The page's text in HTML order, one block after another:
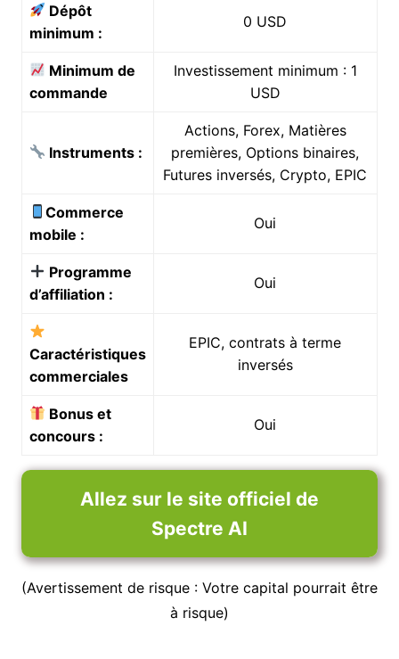
Dépôt
minimum :
0 USD
Minimum de
commande
Investissement minimum : 1
USD
Instruments :
Actions, Forex, Matières
premières, Options binaires,
Futures inversés, Crypto, EPIC
Commerce
mobile :
Oui
Programme
d’affiliation :
Oui
Caractéristiques
commerciales
EPIC, contrats à terme
inversés
Bonus et
concours :
Oui
Allez sur le site officiel de
Spectre AI
(Avertissement de risque : Votre capital pourrait être
à risque)